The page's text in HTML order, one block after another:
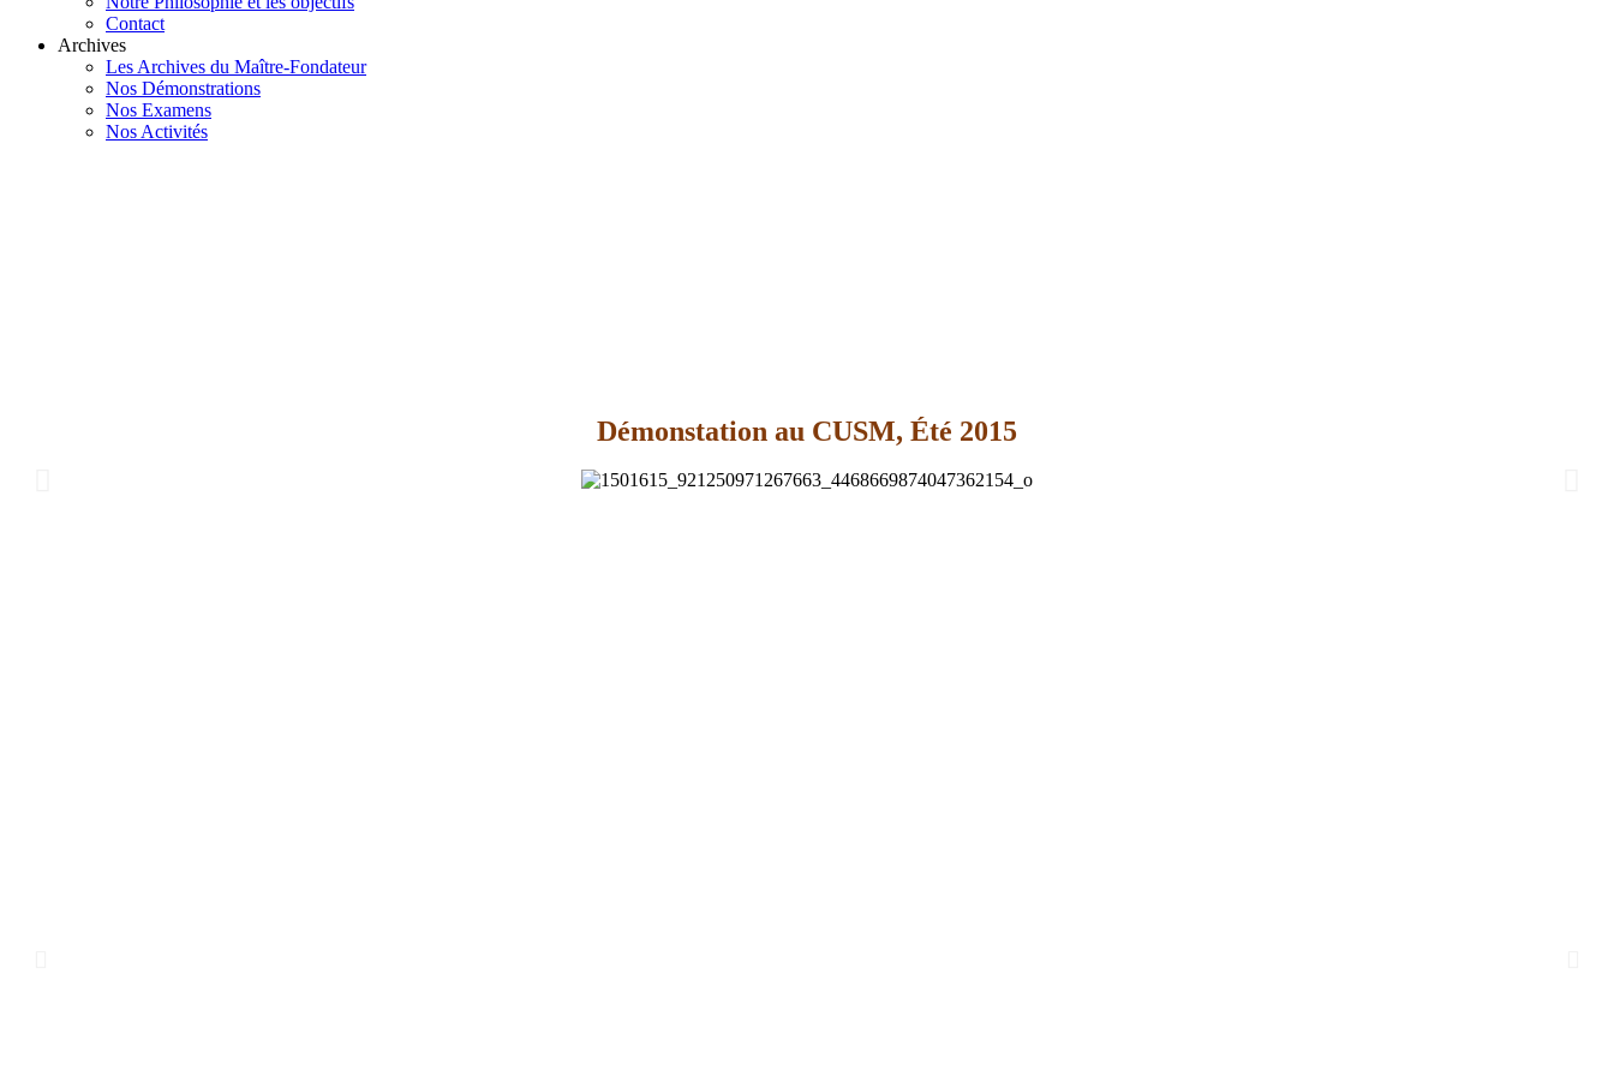
Contact
Archives
Les Archives du Maître-Fondateur
Nos Démonstrations
Nos Examens
Nos Activités
Démonstation au CUSM, Été 2015